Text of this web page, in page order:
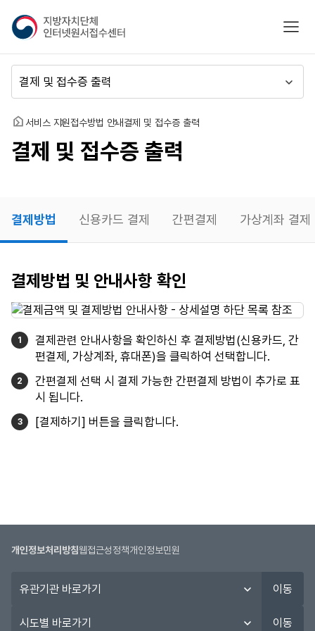
지
방
자
치
단
체
인
넷
원
수
센
터
모바
뉴
동
홈 서비스 지원접수방법 안내결제 및 접수증 출력
결제 및 접수증 출력
결제방법 신용카드 결제 간편결제 가상계좌 결제
결제방법
결제방법 및 안내사항 확인
결제관련 안내사항을 확인하신 후 결제방법(신용카드, 간
편결제, 가상계좌, 휴대폰)을 클릭하여 선택합니다.
간편결제 선택 시 결제 가능한 간편결제 방법이 추가로 표
시 됩니다.
[결제하기] 버튼을 클릭합니다.
개인정보처리방침웹접근성정책개인정보민원
관
이동
이동